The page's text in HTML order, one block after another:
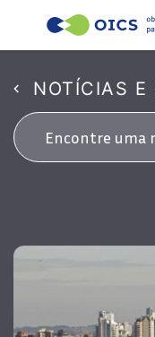
NOTÍCIAS E